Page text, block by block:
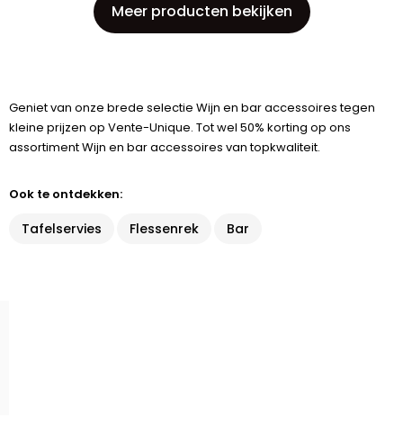
Meer producten bekijken
Geniet van onze brede selectie Wijn en bar accessoires tegen
kleine prijzen op Vente-Unique. Tot wel 50% korting op ons
assortiment Wijn en bar accessoires van topkwaliteit.
Ook te ontdekken:
Tafelservies Flessenrek Bar